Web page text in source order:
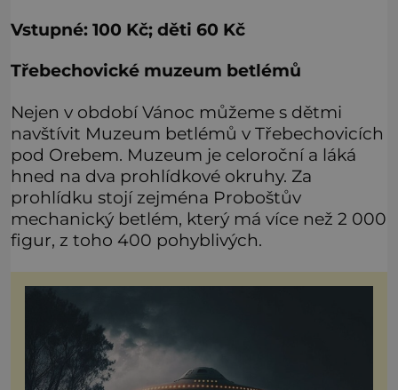
Vstupné: 100 Kč; děti 60 Kč
Třebechovické muzeum betlémů
Nejen v období Vánoc můžeme s dětmi
navštívit Muzeum betlémů v Třebechovicích
pod Orebem. Muzeum je celoroční a láká
hned na dva prohlídkové okruhy. Za
prohlídku stojí zejména Proboštův
mechanický betlém, který má více než 2 000
figur, z toho 400 pohyblivých.